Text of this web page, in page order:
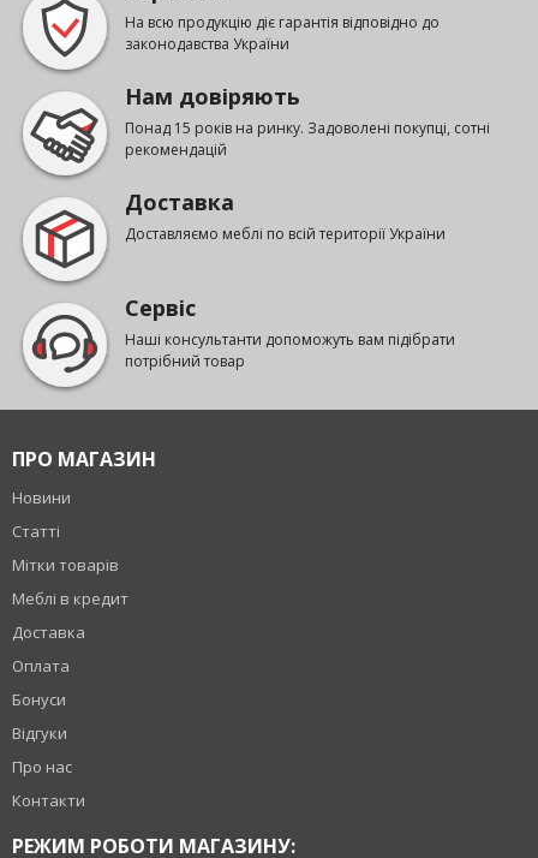
На всю продукцію діє гарантія відповідно до
законодавства України
Нам довіряють
Понад 15 років на ринку. Задоволені покупці, сотні
рекомендацій
Доставка
Доставляємо меблі по всій території України
Сервіс
Наші консультанти допоможуть вам підібрати
потрібний товар
ПРО МАГАЗИН
Новини
Статті
Мітки товарів
Меблі в кредит
Доставка
Оплата
Бонуси
Відгуки
Про нас
Контакти
РЕЖИМ РОБОТИ МАГАЗИНУ: